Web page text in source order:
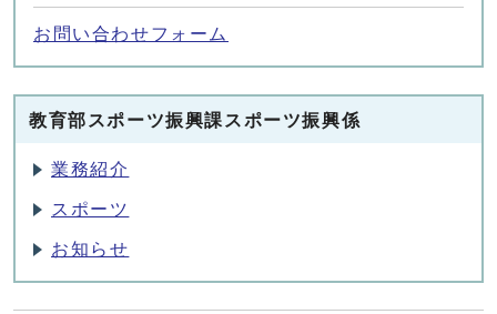
お問い合わせフォーム
教育部スポーツ振興課スポーツ振興係
業務紹介
スポーツ
お知らせ